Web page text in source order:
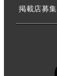
掲載店募集